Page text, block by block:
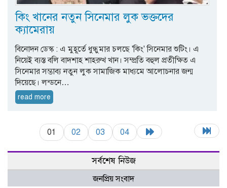
কিং খানের নতুন সিনেমার লুক ভক্তদের
ক্যামেরায়
বিনোদন ডেস্ক : এ মুহূর্তে ধুন্ধুমার চলছে 'কিং' সিনেমার শুটিং। এ
নিয়েই ব্যস্ত বলি বাদশাহ শাহরুখ খান। সম্প্রতি বহুল প্রতীক্ষিত এ
সিনেমার সম্ভাব্য নতুন লুক সামাজিক মাধ্যমে আলোচনার জন্ম
দিয়েছে। লন্ডনে…
read more
01 02 03 04
সর্বশেষ নিউজ
জনপ্রিয় সংবাদ